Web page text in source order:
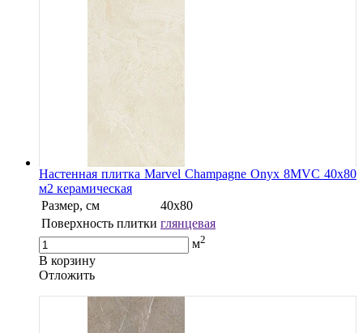
Настенная плитка Marvel Champagne Onyx 8MVC 40x80
м2 керамическая
Размер, см
40х80
Поверхность плитки глянцевая
м2
В корзину
Oтложить